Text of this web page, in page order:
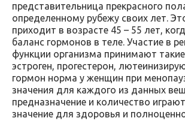
представительница прекрасного
определенному рубежу своих лет.
приходит в возрасте 45 – 55 лет,
баланс гормонов в теле. Участие в
функции организма принимают
эстроген, прогестерон,
гормон норма у женщин при
значения для каждого из данных
предназначение и количество
значение для здоровья и